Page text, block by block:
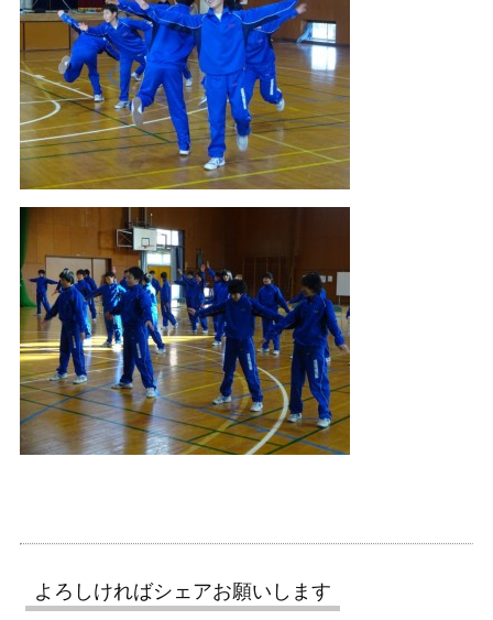
よろしければシェアお願いします